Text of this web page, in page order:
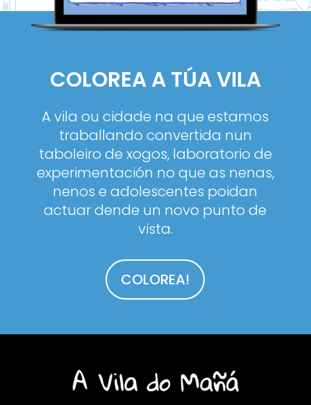
COLOREA A TÚA VILA
A vila ou cidade na que estamos
traballando convertida nun
taboleiro de xogos, laboratorio de
experimentación no que as nenas,
nenos e adolescentes poidan
actuar dende un novo punto de
vista.
COLOREA!